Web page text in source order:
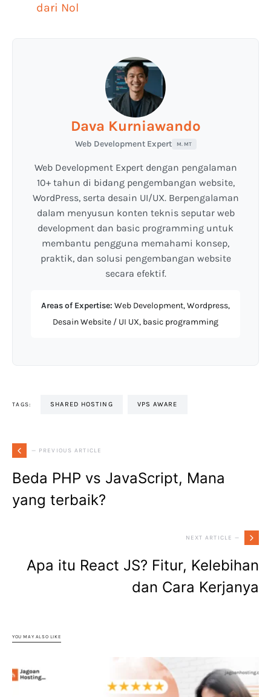
dari Nol
Dava Kurniawando
Web Development Expert M. MT
Web Development Expert dengan pengalaman
10+ tahun di bidang pengembangan website,
WordPress, serta desain UI/UX. Berpengalaman
dalam menyusun konten teknis seputar web
development dan basic programming untuk
membantu pengguna memahami konsep,
praktik, dan solusi pengembangan website
secara efektif.
Areas of Expertise: Web Development, Wordpress,
Desain Website / UI UX, basic programming
TAGS: SHARED HOSTING VPS AWARE
— PREVIOUS ARTICLE
Beda PHP vs JavaScript, Mana
yang terbaik?
NEXT ARTICLE —
Apa itu React JS? Fitur, Kelebihan
dan Cara Kerjanya
YOU MAY ALSO LIKE